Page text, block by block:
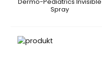
Dermo-Pediatrics Invisible
Spray